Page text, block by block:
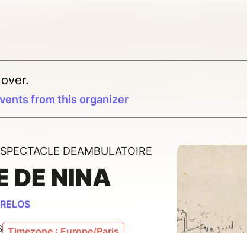
from this organizer
DEAMBULATOIRE
DE NINA